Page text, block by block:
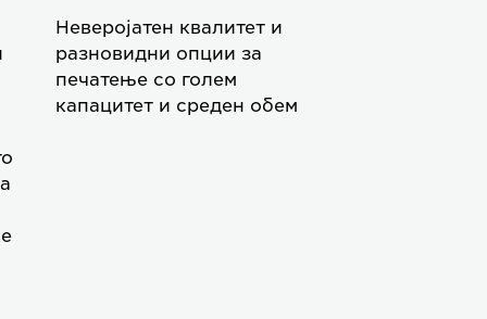
Неверојатен квалитет и
разновидни опции за
печатење со голем
капацитет и среден обем